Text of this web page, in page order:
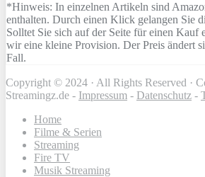
*Hinweis: In einzelnen Artikeln sind
enthalten. Durch einen Klick gelangen Sie
Solltet Sie sich auf der Seite für einen Kauf
wir eine kleine Provision. Der Preis ändert
Fall.
Copyright © 2024 · All Rights Reserved ·
Streamingz.de - Impressum - Datenschutz -
Home
Filme & Serien
Streaming
Fire TV
Musik Streaming